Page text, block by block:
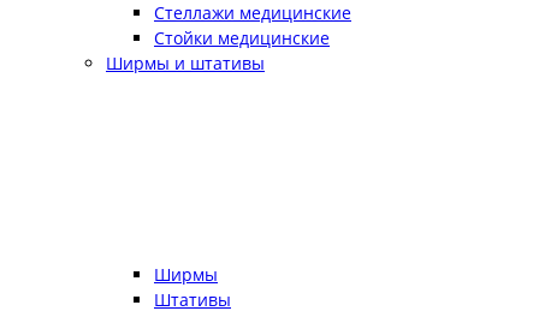
Стеллажи медицинские
Стойки медицинские
Ширмы и штативы
Ширмы
Штативы